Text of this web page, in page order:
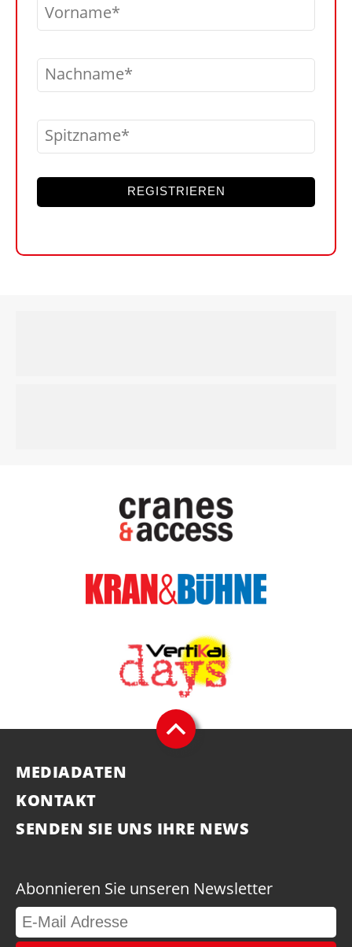
Vorname
Nachname
Spitzname
REGISTRIEREN
MEDIADATEN
KONTAKT
SENDEN SIE UNS IHRE NEWS
Abonnieren Sie unseren Newsletter